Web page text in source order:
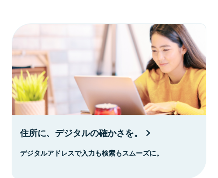
住所に、デジタルの確かさを。
デジタルアドレスで入力も検索もスムーズに。